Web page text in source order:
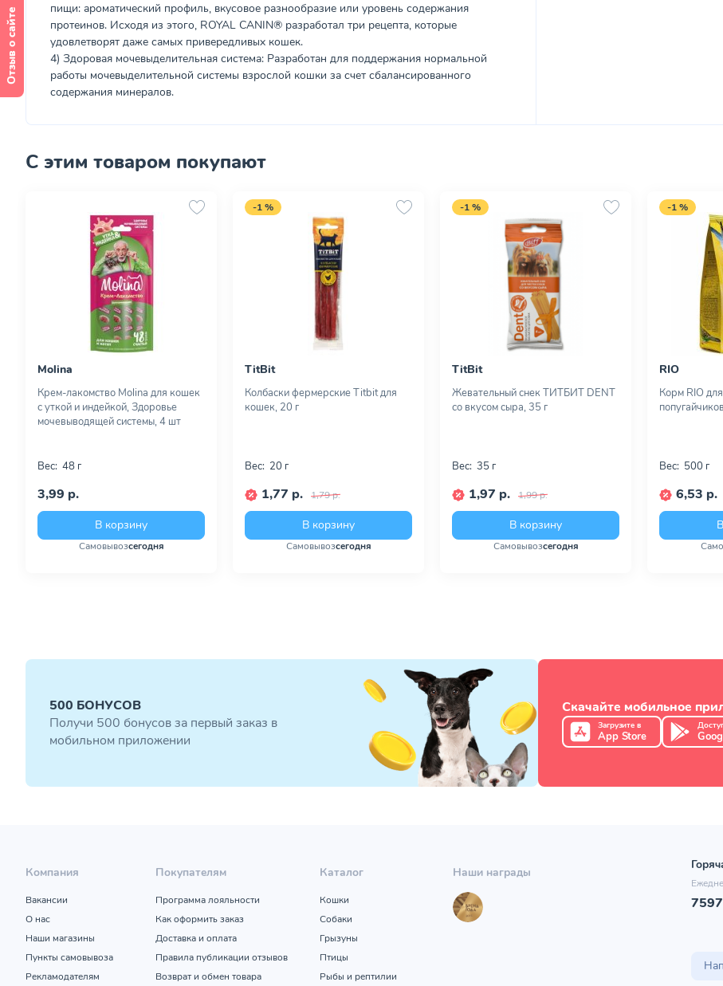
пищи: ароматический профиль, вкусовое разнообразие или уровень содержания
протеинов. Исходя из этого, ROYAL CANIN® разработал три рецепта, которые
удовлетворят даже самых привередливых кошек.
4) Здоровая мочевыделительная система: Разработан для поддержания нормальной
работы мочевыделительной системы взрослой кошки за счет сбалансированного
содержания минералов.
С этим товаром покупают
Molina
Крем-лакомство Molina для кошек
с уткой и индейкой, Здоровье
мочевыводящей системы, 4 шт
Вес: 48 г
3,99 р.
В корзину
Самовывозсегодня
-1 %
TitBit
Колбаски фермерские Titbit для
кошек, 20 г
Вес: 20 г
1,77 р. 1,79 р.
В корзину
Самовывозсегодня
-1 %
TitBit
Жевательный снек ТИТБИТ DENT
со вкусом сыра, 35 г
Вес: 35 г
1,97 р. 1,99 р.
В корзину
Самовывозсегодня
-1 %
RIO
Корм RIO
Вес: 500 г
6,53 р.
500 БОНУСОВ
Получи 500 бонусов за первый заказ в
мобильном приложении
Скачайте мобильное
Загрузите в
App Store
7597
Компания
Вакансии
О нас
Наши магазины
Пункты самовывоза
Рекламодателям
Покупателям
Программа лояльности
Как оформить заказ
Доставка и оплата
Правила публикации отзывов
Возврат и обмен товара
Каталог
Кошки
Собаки
Грызуны
Птицы
Рыбы и рептилии
Наши награды
Отзыв о сайте